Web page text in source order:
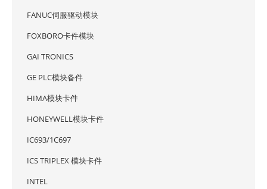
FANUC伺服驱动模块
FOXBORO卡件模块
GAI TRONICS
GE PLC模块备件
HIMA模块卡件
HONEYWELL模块卡件
IC693/1C697
ICS TRIPLEX 模块卡件
INTEL